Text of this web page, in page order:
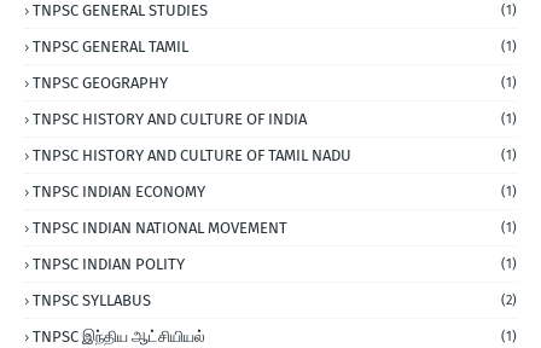
TNPSC GENERAL STUDIES (1)
TNPSC GENERAL TAMIL (1)
TNPSC GEOGRAPHY (1)
TNPSC HISTORY AND CULTURE OF INDIA (1)
TNPSC HISTORY AND CULTURE OF TAMIL NADU (1)
TNPSC INDIAN ECONOMY (1)
TNPSC INDIAN NATIONAL MOVEMENT (1)
TNPSC INDIAN POLITY (1)
TNPSC SYLLABUS (2)
TNPSC இந்திய ஆட்சியியல் (1)